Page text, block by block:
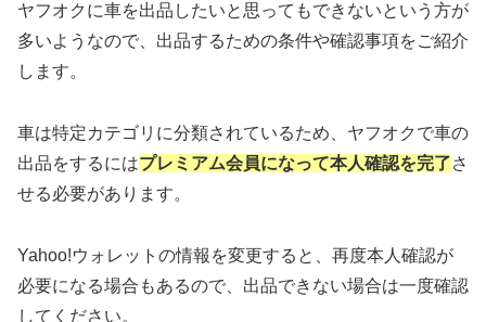
ヤフオクに車を出品したいと思ってもできないという方が
多いようなので、出品するための条件や確認事項をご紹介
します。
車は特定カテゴリに分類されているため、ヤフオクで車の
出品をするにはプレミアム会員になって本人確認を完了さ
せる必要があります。
Yahoo!ウォレットの情報を変更すると、再度本人確認が
必要になる場合もあるので、出品できない場合は一度確認
してください。